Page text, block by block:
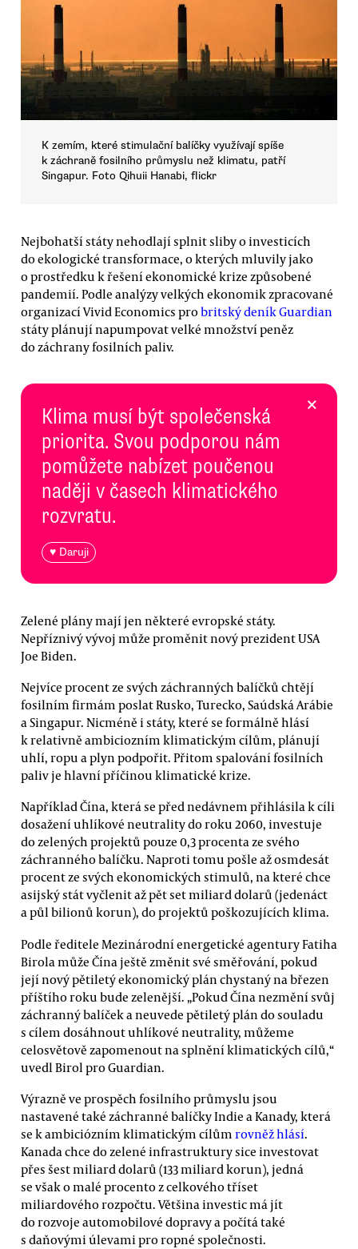
K zemím, které stimulační balíčky využívají spíše
k záchraně fosilního průmyslu než klimatu, patří
Singapur. Foto Qihuii Hanabi, flickr
Nejbohatší státy nehodlají splnit sliby o investicích
do ekologické transformace, o kterých mluvily jako
o prostředku k řešení ekonomické krize způsobené
pandemií. Podle analýzy velkých ekonomik zpracované
organizací Vivid Economics probritský deník Guardian
státy plánují napumpovat velké množství peněz
do záchrany fosilních paliv.
Klima musí být společenská
priorita. Svou podporou nám
pomůžete nabízet poučenou
naději v časech klimatického
rozvratu.
♥ Daruji
×
Zelené plány mají jen některé evropské státy.
Nepříznivý vývoj může proměnit nový prezident USA
Joe Biden.
Nejvíce procent ze svých záchranných balíčků chtějí
fosilním firmám poslat Rusko, Turecko, Saúdská Arábie
a Singapur. Nicméně i státy, které se formálně hlásí
k relativně ambiciozním klimatickým cílům, plánují
uhlí, ropu a plyn podpořit. Přitom spalování fosilních
paliv je hlavní příčinou klimatické krize.
Například Čína, která se před nedávnem přihlásila k cíli
dosažení uhlíkové neutrality do roku 2060, investuje
do zelených projektů pouze 0,3 procenta ze svého
záchranného balíčku. Naproti tomu pošle až osmdesát
procent ze svých ekonomických stimulů, na které chce
asijský stát vyčlenit až pět set miliard dolarů (jedenáct
a půl bilionů korun), do projektů poškozujících klima.
Podle ředitele Mezinárodní energetické agentury Fatiha
Birola může Čína ještě změnit své směřování, pokud
její nový pětiletý ekonomický plán chystaný na březen
příštího roku bude zelenější. „Pokud Čína nezmění svůj
záchranný balíček a neuvede pětiletý plán do souladu
s cílem dosáhnout uhlíkové neutrality, můžeme
celosvětově zapomenout na splnění klimatických cílů,“
uvedl Birol pro Guardian.
Výrazně ve prospěch fosilního průmyslu jsou
nastavené také záchranné balíčky Indie a Kanady, která
se k ambiciózním klimatickým cílům rovněž hlásí.
Kanada chce do zelené infrastruktury sice investovat
přes šest miliard dolarů (133 miliard korun), jedná
se však o malé procento z celkového tříset
miliardového rozpočtu. Většina investic má jít
do rozvoje automobilové dopravy a počítá také
s daňovými úlevami pro ropné společnosti.